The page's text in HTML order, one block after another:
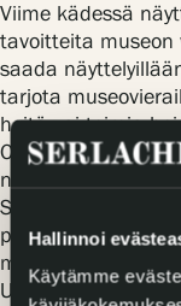
Hallinnoi
Käytämme
Viime kädessä
tavoitteita
saada
tarjota
heitä vai toimia
Olennaista tietysti
näyttelyitä
Se on tarkoitus
pakottaa kaikkia
muottiin.
Uskon, että